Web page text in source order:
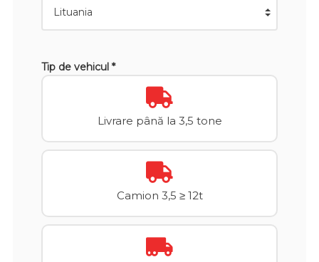
Tip de vehicul *
Livrare până la 3,5 tone
Camion 3,5 ≥ 12t